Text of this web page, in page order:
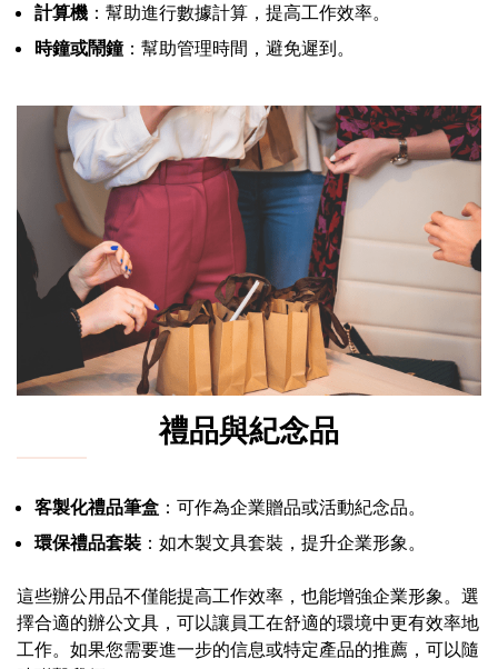
計算機 ：幫助進行數據計算，提高工作效率。
時鐘或鬧鐘：幫助管理時間，避免遲到。
禮品與紀念品
客製化禮品筆盒 ：可作為企業贈品或活動紀念品。
環保禮品套裝 ：如木製文具套裝，提升企業形象。
這些辦公用品不僅能提高工作效率，也能增強企業形象。選
擇合適的辦公文具，可以讓員工在舒適的環境中更有效率地
工作。如果您需要進一步的信息或特定產品的推薦，可以隨